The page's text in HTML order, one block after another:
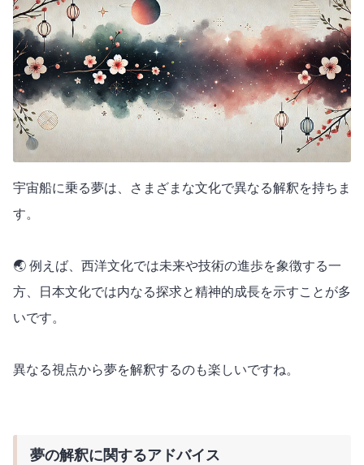
宇宙船に乗る夢は、さまざまな文化で異なる解釈を持ちま
す。
🌏 例えば、西洋文化では未来や技術の進歩を象徴する一
方、日本文化では内なる探求と精神的成長を示すことが多
いです。
異なる視点から夢を解釈するのも楽しいですね。
夢の解釈に関するアドバイス